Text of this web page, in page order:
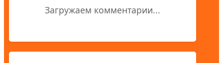
Загружаем комментарии...